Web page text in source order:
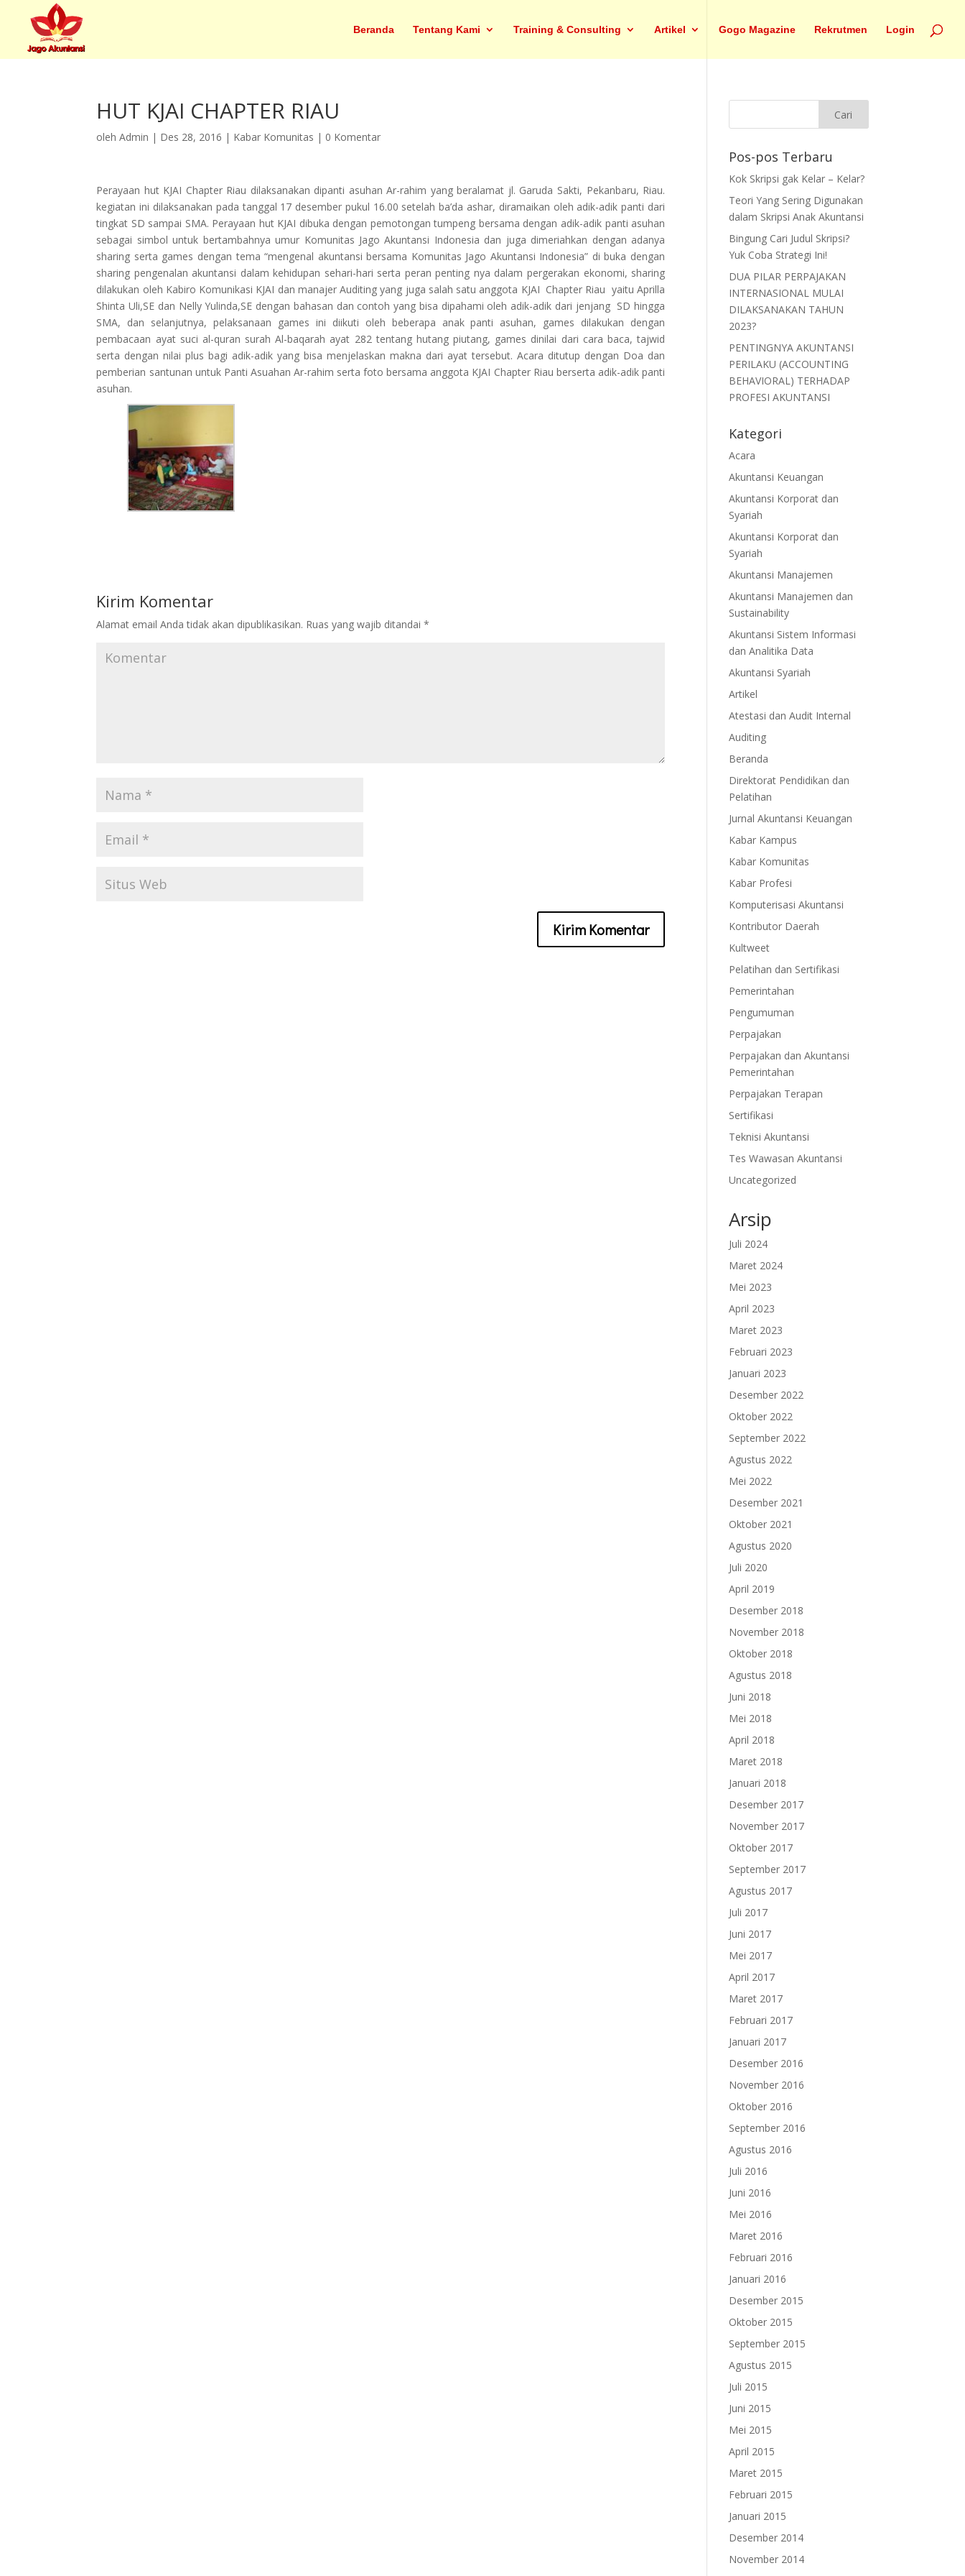
Beranda Tentang Kami Training & Consulting Artikel Gogo Magazine Rekrutmen Login
HUT KJAI CHAPTER RIAU
olehAdmin | Des 28, 2016 | Kabar Komunitas | 0 Komentar
Perayaan hut KJAI Chapter Riau dilaksanakan dipanti asuhan Ar-rahim yang beralamat jl. Garuda Sakti, Pekanbaru, Riau.
kegiatan ini dilaksanakan pada tanggal 17 desember pukul 16.00 setelah ba’da ashar, diramaikan oleh adik-adik panti dari
tingkat SD sampai SMA. Perayaan hut KJAI dibuka dengan pemotongan tumpeng bersama dengan adik-adik panti asuhan
sebagai simbol untuk bertambahnya umur Komunitas Jago Akuntansi Indonesia dan juga dimeriahkan dengan adanya
sharing serta games dengan tema “mengenal akuntansi bersama Komunitas Jago Akuntansi Indonesia” di buka dengan
sharing pengenalan akuntansi dalam kehidupan sehari-hari serta peran penting nya dalam pergerakan ekonomi, sharing
dilakukan oleh Kabiro Komunikasi KJAI dan manajer Auditing yang juga salah satu anggota KJAI Chapter Riau yaitu Aprilla
Shinta Uli,SE dan Nelly Yulinda,SE dengan bahasan dan contoh yang bisa dipahami oleh adik-adik dari jenjang SD hingga
SMA, dan selanjutnya, pelaksanaan games ini diikuti oleh beberapa anak panti asuhan, games dilakukan dengan
pembacaan ayat suci al-quran surah Al-baqarah ayat 282 tentang hutang piutang, games dinilai dari cara baca, tajwid
serta dengan nilai plus bagi adik-adik yang bisa menjelaskan makna dari ayat tersebut. Acara ditutup dengan Doa dan
pemberian santunan untuk Panti Asuahan Ar-rahim serta foto bersama anggota KJAI Chapter Riau berserta adik-adik panti
asuhan.
Kirim Komentar
Alamat email Anda tidak akan dipublikasikan. Ruas yang wajib ditandai*
Pos-pos Terbaru
Kok Skripsi gak Kelar – Kelar?
Teori Yang Sering Digunakan
dalam Skripsi Anak Akuntansi
Bingung Cari Judul Skripsi?
Yuk Coba Strategi Ini!
DUA PILAR PERPAJAKAN
INTERNASIONAL MULAI
DILAKSANAKAN TAHUN
2023?
PENTINGNYA AKUNTANSI
PERILAKU (ACCOUNTING
BEHAVIORAL) TERHADAP
PROFESI AKUNTANSI
Kategori
Acara
Akuntansi Keuangan
Akuntansi Korporat dan
Syariah
Akuntansi Korporat dan
Syariah
Akuntansi Manajemen
Akuntansi Manajemen dan
Sustainability
Akuntansi Sistem Informasi
dan Analitika Data
Akuntansi Syariah
Artikel
Atestasi dan Audit Internal
Auditing
Beranda
Direktorat Pendidikan dan
Pelatihan
Jurnal Akuntansi Keuangan
Kabar Kampus
Kabar Komunitas
Kabar Profesi
Komputerisasi Akuntansi
Kontributor Daerah
Kultweet
Pelatihan dan Sertifikasi
Pemerintahan
Pengumuman
Perpajakan
Perpajakan dan Akuntansi
Pemerintahan
Perpajakan Terapan
Sertifikasi
Teknisi Akuntansi
Tes Wawasan Akuntansi
Uncategorized
Arsip
Juli 2024
Maret 2024
Mei 2023
April 2023
Maret 2023
Februari 2023
Januari 2023
Desember 2022
Oktober 2022
September 2022
Agustus 2022
Mei 2022
Desember 2021
Oktober 2021
Agustus 2020
Juli 2020
April 2019
Desember 2018
November 2018
Oktober 2018
Agustus 2018
Juni 2018
Mei 2018
April 2018
Maret 2018
Januari 2018
Desember 2017
November 2017
Oktober 2017
September 2017
Agustus 2017
Juli 2017
Juni 2017
Mei 2017
April 2017
Maret 2017
Februari 2017
Januari 2017
Desember 2016
November 2016
Oktober 2016
September 2016
Agustus 2016
Juli 2016
Juni 2016
Mei 2016
Maret 2016
Februari 2016
Januari 2016
Desember 2015
Oktober 2015
September 2015
Agustus 2015
Juli 2015
Juni 2015
Mei 2015
April 2015
Maret 2015
Februari 2015
Januari 2015
Desember 2014
November 2014